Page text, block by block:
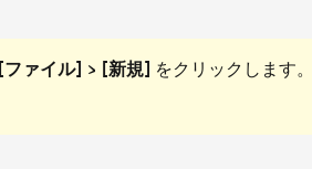
[ファイル] > [新規] をクリックします。